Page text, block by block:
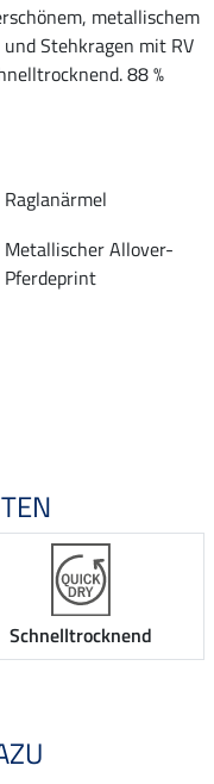
metallischem
Stehkragen mit RV
88 %
Raglanärmel
Metallischer Allover-
Pferdeprint
Schnelltrocknend